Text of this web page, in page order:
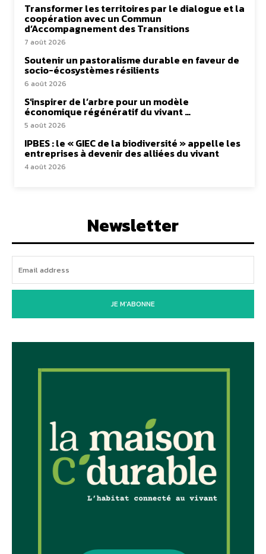
Transformer les territoires par le dialogue et la
coopération avec un Commun
d’Accompagnement des Transitions
7 août 2026
Soutenir un pastoralisme durable en faveur de
socio-écosystèmes résilients
6 août 2026
S’inspirer de l’arbre pour un modèle
économique régénératif du vivant …
5 août 2026
IPBES : le « GIEC de la biodiversité » appelle les
entreprises à devenir des alliées du vivant
4 août 2026
Newsletter
JE M'ABONNE